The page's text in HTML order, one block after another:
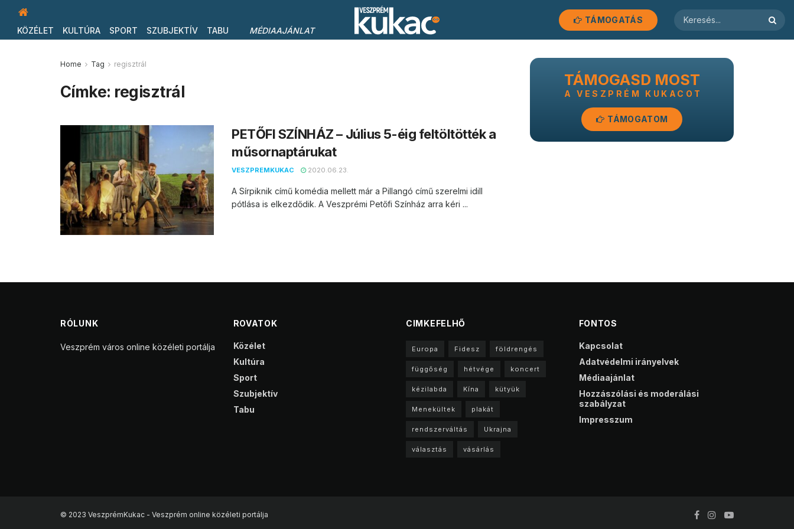
KÖZÉLET KULTÚRA SPORT SZUBJEKTÍV TABU MÉDIAAJÁNLAT
TÁMOGATÁS
Home Tag regisztrál
Címke: regisztrál
PETŐFI SZÍNHÁZ – Július 5-éig feltöltötték a
műsornaptárukat
VESZPREMKUKAC 2020.06.23.
A Sírpiknik című komédia mellett már a Pillangó című szerelmi idill
pótlása is elkezdődik. A Veszprémi Petőfi Színház arra kéri ...
TÁMOGASD MOST
A VESZPRÉM KUKACOT
TÁMOGATOM
RÓLUNK
Veszprém város online közéleti portálja
ROVATOK
Közélet
Kultúra
Sport
Szubjektív
Tabu
CIMKEFELHŐ
Europa Fidesz földrengés
függőség hétvége koncert
kézilabda Kína kütyük
Menekültek plakát
rendszerváltás Ukrajna
választás vásárlás
FONTOS
Kapcsolat
Adatvédelmi irányelvek
Médiaajánlat
Hozzászólási és moderálási
szabályzat
Impresszum
© 2023 VeszprémKukac - Veszprém online közéleti portálja